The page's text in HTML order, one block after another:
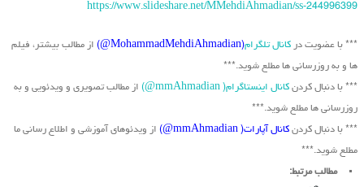
https://www.slideshare.net/MMehdiAhmadian/ss-244996399
*** با عضویت در کانال تلگرام(MohammadMehdiAhmadian@)
از مطالب بیشتر، فیلم
ها و به روزرسانی ها مطلع شوید.***
*** با دنبال کردن کانال اینستاگرام( mmAhmadian@)
از مطالب تصویری و ویدئویی و به
روزرسانی ها مطلع شوید.***
*** با دنبال کردن کانال آپارات( mmAhmadian@)
از ویدئوهای آموزشی و اطلاع رسانی ما
مطلع شوید.***
مطالب مرتبط: